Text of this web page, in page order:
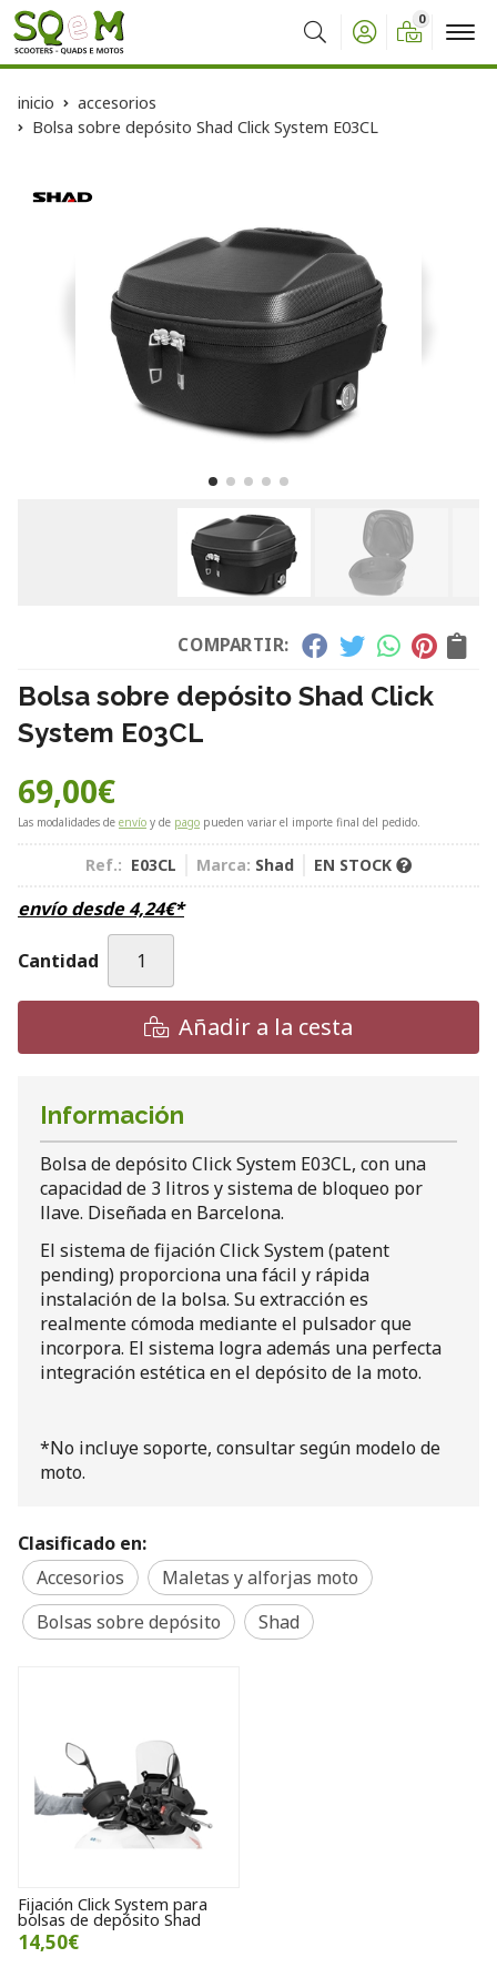
Buscar
0
inicio
accesorios
Bolsa sobre depósito Shad Click System E03CL
COMPARTIR:
Bolsa sobre depósito Shad Click
System E03CL
69,00€
Las modalidades de envío y de pago pueden variar el importe final del pedido.
Ref.: E03CL Marca: Shad EN STOCK
envío desde4,24€*
Cantidad
Añadir a la cesta
Información
Bolsa de depósito Click System E03CL, con una
capacidad de 3 litros y sistema de bloqueo por
llave. Diseñada en Barcelona.
El sistema de fijación Click System (patent
pending) proporciona una fácil y rápida
instalación de la bolsa. Su extracción es
realmente cómoda mediante el pulsador que
incorpora. El sistema logra además una perfecta
integración estética en el depósito de la moto.
*No incluye soporte, consultar según modelo de
moto.
Clasificado en:
Accesorios
Maletas y alforjas moto
Bolsas sobre depósito
Shad
Fijación Click System para
bolsas de depósito Shad
14,50€